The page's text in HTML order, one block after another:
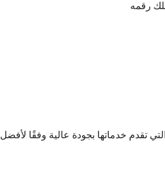
رقمه
تقدم خدماتها بجودة عالية وفقًا لأفضل